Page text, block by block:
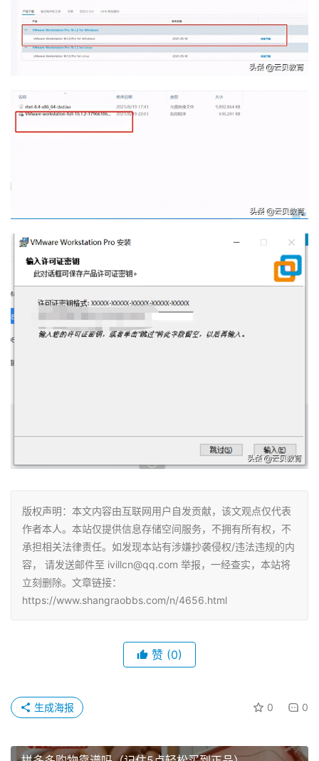
版权声明：本文内容由互联网用户自发贡献，该文观点仅代表
作者本人。本站仅提供信息存储空间服务，不拥有所有权，不
承担相关法律责任。如发现本站有涉嫌抄袭侵权/违法违规的内
容， 请发送邮件至 ivillcn@qq.com 举报，一经查实，本站将
立刻删除。文章链接：
https://www.shangraobbs.com/n/4656.html
赞 (0)
0 0
生成海报